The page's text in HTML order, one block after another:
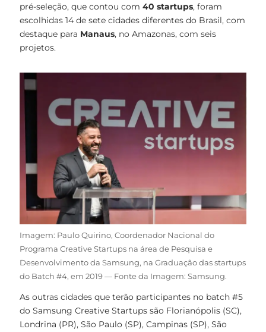
pré-seleção, que contou com 40 startups, foram
escolhidas 14 de sete cidades diferentes do Brasil, com
destaque para Manaus, no Amazonas, com seis
projetos.
Imagem: Paulo Quirino, Coordenador Nacional do
Programa Creative Startups na área de Pesquisa e
Desenvolvimento da Samsung, na Graduação das startups
do Batch #4, em 2019 — Fonte da Imagem: Samsung.
As outras cidades que terão participantes no batch #5
do Samsung Creative Startups são Florianópolis (SC),
Londrina (PR), São Paulo (SP), Campinas (SP), São